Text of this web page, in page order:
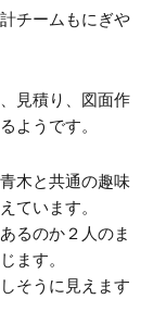
チームもにぎや
見積り、図面作
ようです。
木と共通の趣味
ています。
るのか２人のま
ます。
そうに見えます